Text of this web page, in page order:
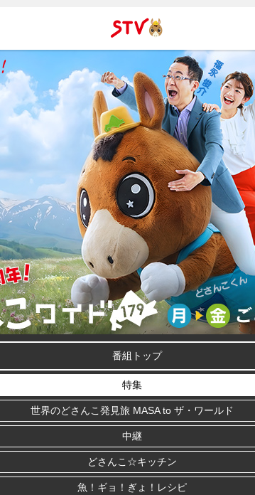
ＳＴＶ札
幌テレビ
番組トップ
特集
世界のどさんこ発見旅 MASA to ザ・ワールド
中継
どさんこ☆キッチン
魚！ギョ！ぎょ！レシピ